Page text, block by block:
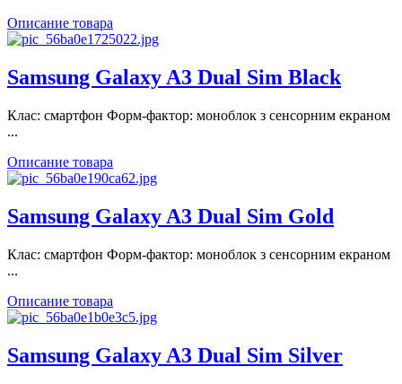
Описание товара
Samsung Galaxy A3 Dual Sim Black
Клас: смартфон Форм-фактор: моноблок з сенсорним екраном
...
Описание товара
Samsung Galaxy A3 Dual Sim Gold
Клас: смартфон Форм-фактор: моноблок з сенсорним екраном
...
Описание товара
Samsung Galaxy A3 Dual Sim Silver